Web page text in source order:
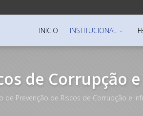
INICIO INSTITUCIONAL
de Corrupção
de Prevenção de Riscos de Corrupção e